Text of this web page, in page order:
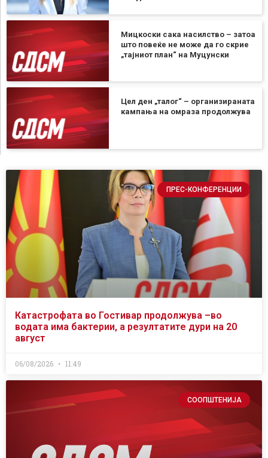
Мицкоски сака насилство – затоа
што повеќе не може да го скрие
„тајниот план“ на Муцунски
Цел ден „талог“ – организираната
кампања на омраза продолжува
ПРЕС-КОНФЕРЕНЦИИ
Катастрофата во Гостивар продолжува –во
водата има бактерии, а резултатите дури на 20
август
06/08/2026 11:49
СООПШТЕНИЈА